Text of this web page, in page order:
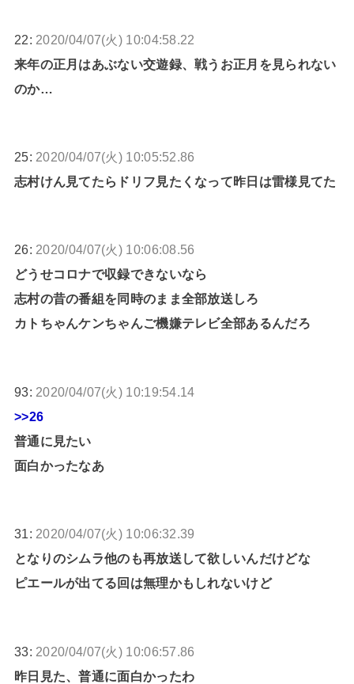
22: 2020/04/07(火) 10:04:58.22
来年の正月はあぶない交遊録、戦うお正月を見られない
のか…
25: 2020/04/07(火) 10:05:52.86
志村けん見てたらドリフ見たくなって昨日は雷様見てた
26: 2020/04/07(火) 10:06:08.56
どうせコロナで収録できないなら
志村の昔の番組を同時のまま全部放送しろ
カトちゃんケンちゃんご機嫌テレビ全部あるんだろ
93: 2020/04/07(火) 10:19:54.14
>>26
普通に見たい
面白かったなあ
31: 2020/04/07(火) 10:06:32.39
となりのシムラ他のも再放送して欲しいんだけどな
ピエールが出てる回は無理かもしれないけど
33: 2020/04/07(火) 10:06:57.86
昨日見た、普通に面白かったわ